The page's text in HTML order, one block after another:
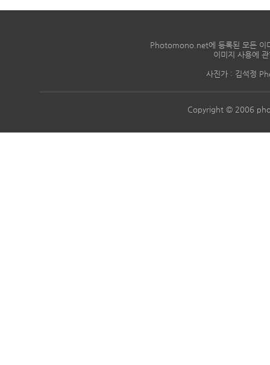
Photomono.net에 등록된 모든 이
이미지 사용에
사진가 : 김석정
Copyright © 2006